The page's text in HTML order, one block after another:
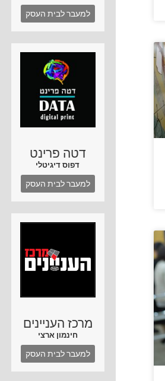
למעבר לבית העסק
דטה פרינט
דפוס דיגיטלי
למעבר לבית העסק
מרכז העניינים
חינמון ארצי
למעבר לבית העסק